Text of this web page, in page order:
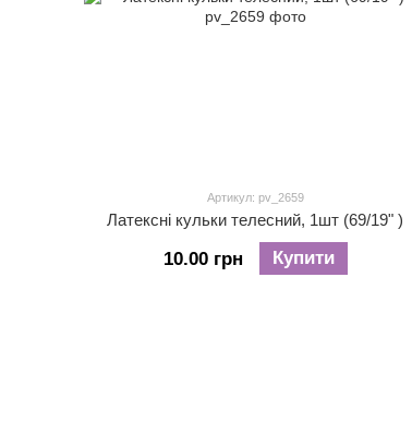
Артикул: pv_2659
Латексні кульки телесний, 1шт (69/19" )
10.00 грн Купити